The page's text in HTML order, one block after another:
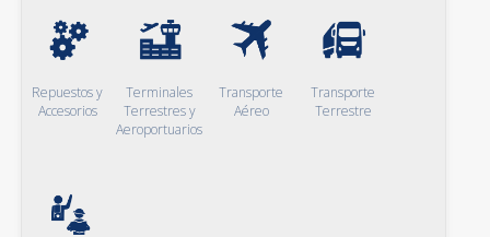
Repuestos y
Accesorios
Terminales
Terrestres y
Aeroportuarios
Transporte
Aéreo
Transporte
Terrestre